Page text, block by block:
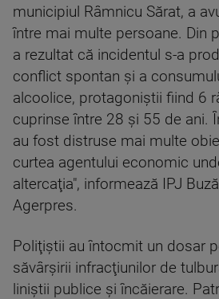
municipiul Râmnicu Sărat, a
între mai multe persoane. Din
a rezultat că incidentul s-a
conflict spontan şi a
alcoolice, protagoniştii fiind 6
cuprinse între 28 şi 55 de ani.
au fost distruse mai multe
curtea agentului economic
altercaţia", informează IPJ
Agerpres.
Poliţiştii au întocmit un dosar
săvârşirii infracţiunilor de
liniştii publice şi încăierare.